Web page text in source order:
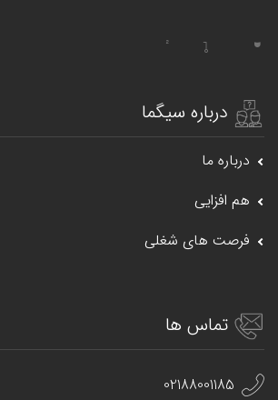
درباره سیگما
درباره ما
هم افزایی
فرصت های شغلی
تماس ها
02188001185